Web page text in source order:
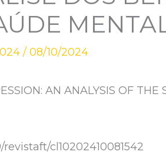
/08/10/2024
AN ANALYSIS OF THE
revistaft/cl10202410081542